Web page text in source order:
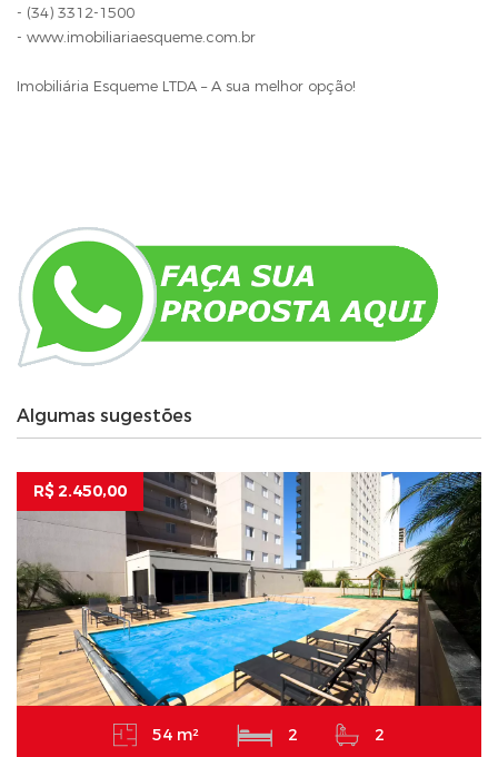
- (34) 3312-1500
- www.imobiliariaesqueme.com.br
Imobiliária Esqueme LTDA – A sua melhor opção!
Algumas sugestões
R$ 2.450,00
54 m² 2 2